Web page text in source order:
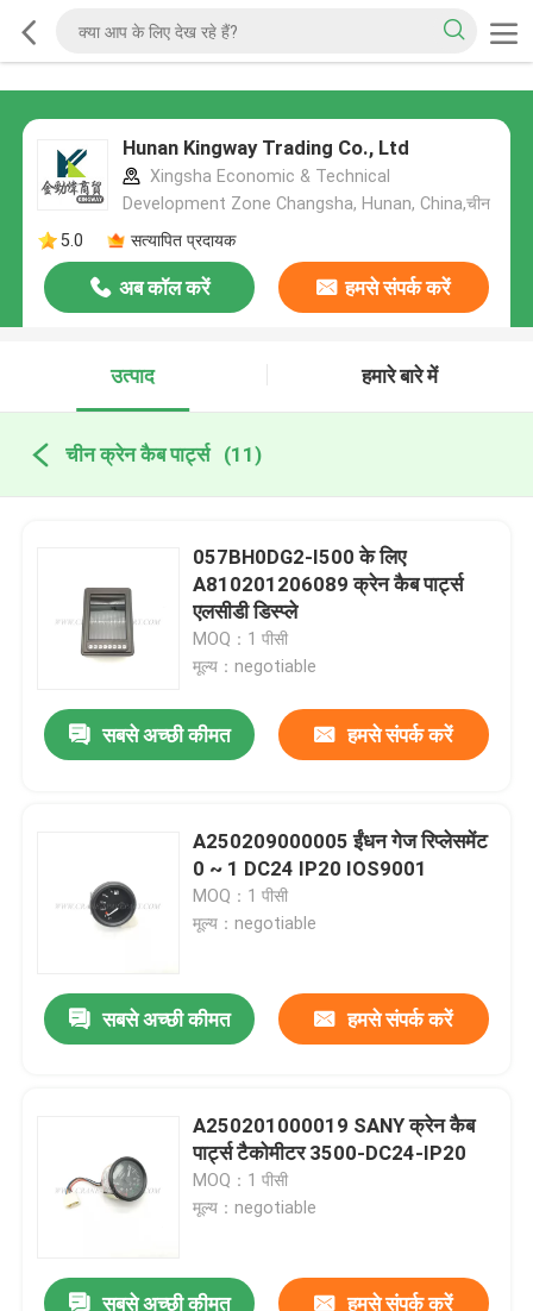
Hunan Kingway Trading Co., Ltd
Xingsha Economic & Technical
Development Zone Changsha, Hunan, China,चीन
5.0
सत्यापित प्रदायक
अब कॉल करें हमसे संपर्क करें
उत्पाद हमारे बारे में
चीन क्रेन कैब पार्ट्स (11)
057BH0DG2-I500 के लिए
A810201206089 क्रेन कैब पार्ट्स
एलसीडी डिस्प्ले
MOQ：1 पीसी
मूल्य：negotiable
सबसे अच्छी कीमत हमसे संपर्क करें
A250209000005 ईंधन गेज रिप्लेसमेंट
0 ~ 1 DC24 IP20 IOS9001
MOQ：1 पीसी
मूल्य：negotiable
सबसे अच्छी कीमत हमसे संपर्क करें
A250201000019 SANY क्रेन कैब
पार्ट्स टैकोमीटर 3500-DC24-IP20
MOQ：1 पीसी
मूल्य：negotiable
सबसे अच्छी कीमत हमसे संपर्क करें